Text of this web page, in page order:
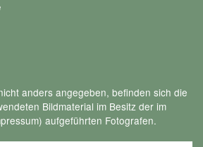
anders angegeben, befinden sich die
Bildmaterial im Besitz der im
aufgeführten Fotografen.